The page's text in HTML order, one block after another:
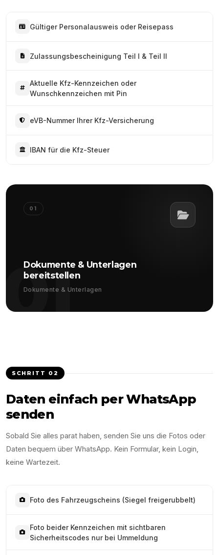
Gültiger Personalausweis oder Reisepass
Zulassungsbescheinigung Teil I & Teil II
Aktuelle Kfz-Kennzeichen oder
Wunschkennzeichen mit Pin
eVB-Nummer Ihrer Kfz-Versicherung
IBAN für die Kfz-Steuer
01
01
Dokumente & Unterlagen
bereitstellen
Dokumente & Unterlagen
SCHRITT 02
Daten einfach per WhatsApp
senden
Sobald Sie alles parat haben, senden Sie uns die Fotos oder
Daten bequem über WhatsApp. Kein Formular, kein Login,
keine Wartezeit.
Foto des Fahrzeugscheins (Siegel freigerubbelt)
Foto beider Kennzeichen mit sichtbaren
Sicherheitscodes nur bei Ummeldung